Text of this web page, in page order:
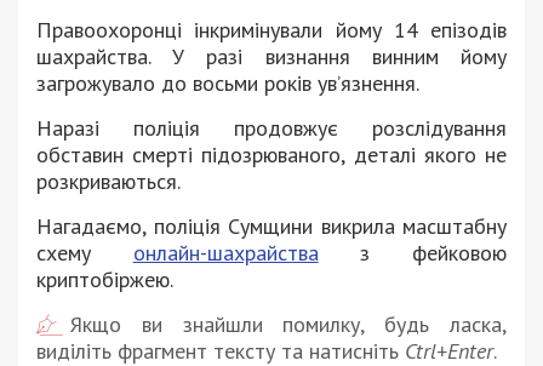
Правоохоронці інкримінували йому 14 епізодів
шахрайства. У разі визнання винним йому
загрожувало до восьми років ув’язнення.
Наразі поліція продовжує розслідування
обставин смерті підозрюваного, деталі якого не
розкриваються.
Нагадаємо, поліція Сумщини викрила масштабну
схему онлайн-шахрайстваз фейковою
криптобіржею.
Якщо ви знайшли помилку, будь ласка,
виділіть фрагмент тексту та натисніть Ctrl+Enter.